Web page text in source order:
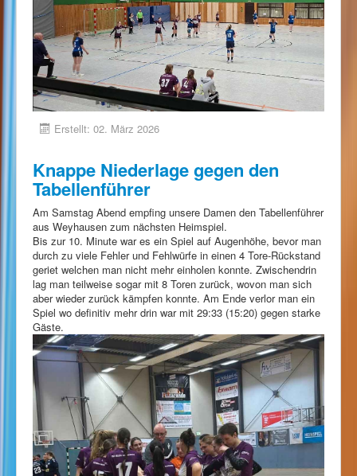
Erstellt: 02. März 2026
Knappe Niederlage gegen den
Tabellenführer
Am Samstag Abend empfing unsere Damen den Tabellenführer
aus Weyhausen zum nächsten Heimspiel.
Bis zur 10. Minute war es ein Spiel auf Augenhöhe, bevor man
durch zu viele Fehler und Fehlwürfe in einen 4 Tore-Rückstand
geriet welchen man nicht mehr einholen konnte. Zwischendrin
lag man teilweise sogar mit 8 Toren zurück, wovon man sich
aber wieder zurück kämpfen konnte. Am Ende verlor man ein
Spiel wo definitiv mehr drin war mit 29:33 (15:20) gegen starke
Gäste.